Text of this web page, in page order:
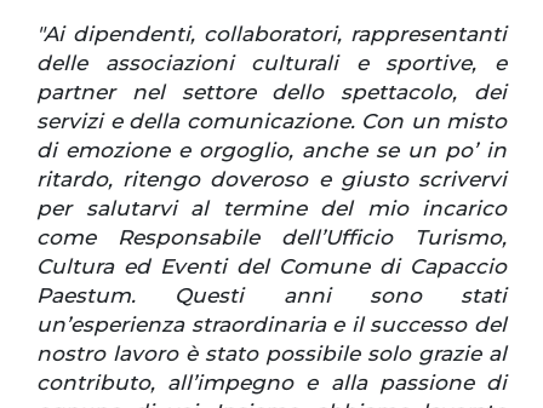
"Ai dipendenti, collaboratori, rappresentanti
delle associazioni culturali e sportive, e
partner nel settore dello spettacolo, dei
servizi e della comunicazione. Con un misto
di emozione e orgoglio, anche se un po’ in
ritardo, ritengo doveroso e giusto scrivervi
per salutarvi al termine del mio incarico
come Responsabile dell’Ufficio Turismo,
Cultura ed Eventi del Comune di Capaccio
Paestum. Questi anni sono stati
un’esperienza straordinaria e il successo del
nostro lavoro è stato possibile solo grazie al
contributo, all’impegno e alla passione di